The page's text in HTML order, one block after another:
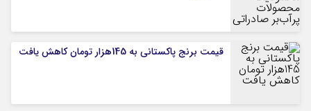
قیمت برنج پاکستانی به 145هزار تومان کاهش یافت